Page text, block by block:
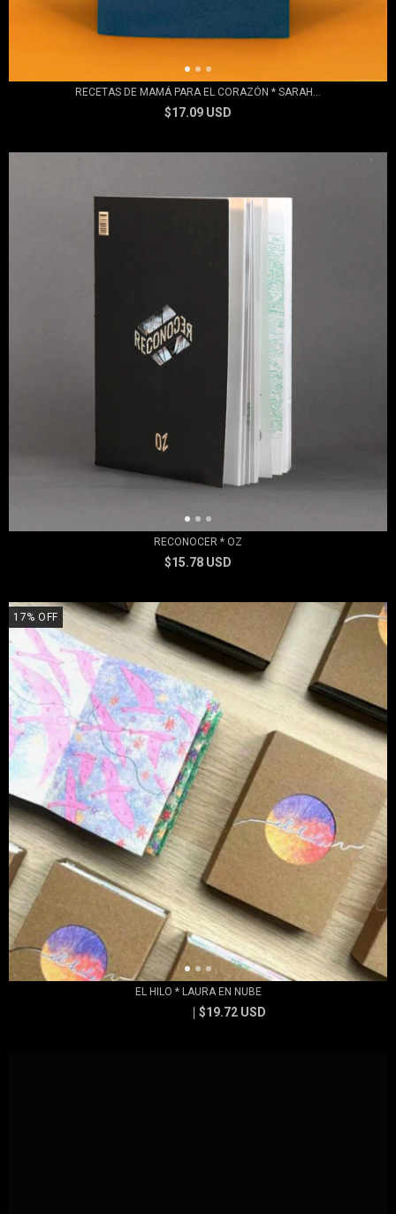
RECETAS DE MAMÁ PARA EL CORAZÓN * SARAH...
$17.09 USD
RECONOCER * OZ
$15.78 USD
17% OFF
EL HILO * LAURA EN NUBE
$19.72 USD